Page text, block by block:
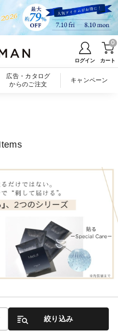
ログイン カート
0
広告・カタログ
からのご注文
キャンペーン
絞り込み